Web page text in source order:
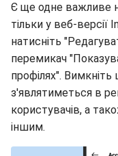
Є ще одне важливе
тільки у веб-версії
натисніть
перемикач
профілях".
з'являтиметься в
користувачів, а
іншим.